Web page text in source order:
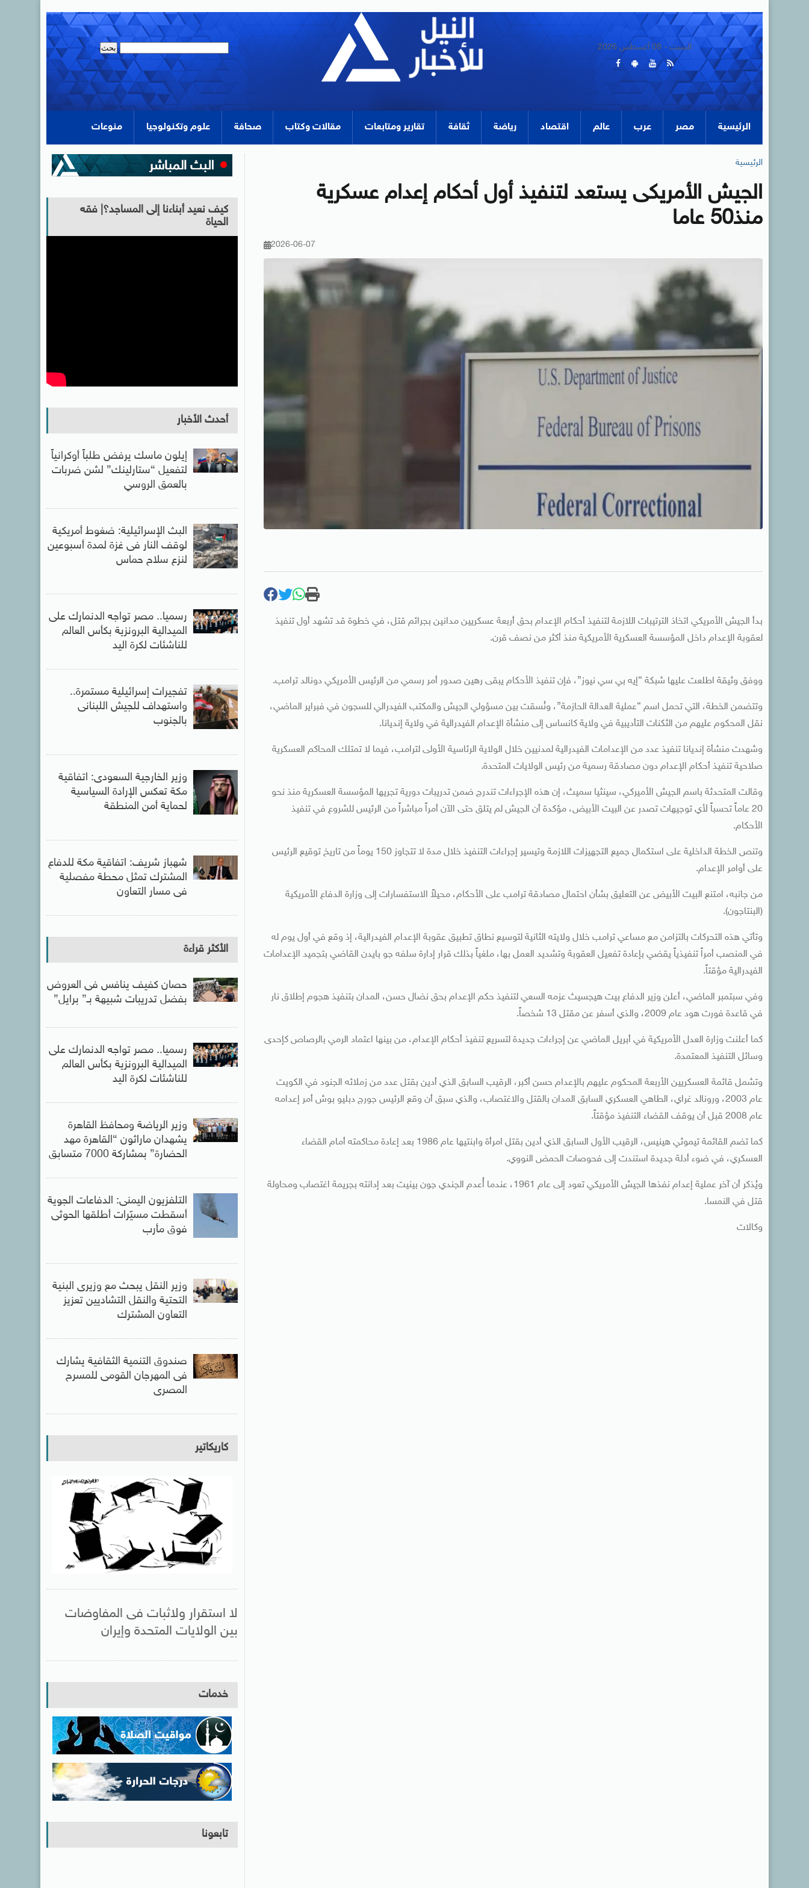
السبت - 08 أغسطس 2026
الرئيسية مصر عرب عالم اقتصاد رياضة ثقافة تقارير ومتابعات مقالات وكتاب صحافة علوم وتكنولوجيا منوعات
الرئيسية
الجيش الأمريكى يستعد لتنفيذ أول أحكام إعدام عسكرية
منذ50 عاما
2026-06-07
بدأ الجيش الأمريكي اتخاذ الترتيبات اللازمة لتنفيذ أحكام الإعدام بحق أربعة عسكريين مدانين بجرائم قتل، في خطوة قد تشهد أول تنفيذ
لعقوبة الإعدام داخل المؤسسة العسكرية الأمريكية منذ أكثر من نصف قرن.
ووفق وثيقة اطلعت عليها شبكة “إيه بي سي نيوز”، فإن تنفيذ الأحكام يبقى رهين صدور أمر رسمي من الرئيس الأمريكي دونالد ترامب.
وتتضمن الخطة، التي تحمل اسم “عملية العدالة الحازمة”، ونُسقت بين مسؤولي الجيش والمكتب الفيدرالي للسجون في فبراير الماضي،
نقل المحكوم عليهم من الثكنات التأديبية في ولاية كانساس إلى منشأة الإعدام الفيدرالية في ولاية إنديانا.
وشهدت منشأة إنديانا تنفيذ عدد من الإعدامات الفيدرالية لمدنيين خلال الولاية الرئاسية الأولى لترامب، فيما لا تمتلك المحاكم العسكرية
صلاحية تنفيذ أحكام الإعدام دون مصادقة رسمية من رئيس الولايات المتحدة.
وقالت المتحدثة باسم الجيش الأميركي، سينثيا سميث، إن هذه الإجراءات تندرج ضمن تدريبات دورية تجريها المؤسسة العسكرية منذ نحو
20 عاماً تحسباً لأي توجيهات تصدر عن البيت الأبيض، مؤكدة أن الجيش لم يتلق حتى الآن أمراً مباشراً من الرئيس للشروع في تنفيذ
الأحكام.
وتنص الخطة الداخلية على استكمال جميع التجهيزات اللازمة وتيسير إجراءات التنفيذ خلال مدة لا تتجاوز 150 يوماً من تاريخ توقيع الرئيس
على أوامر الإعدام.
من جانبه، امتنع البيت الأبيض عن التعليق بشأن احتمال مصادقة ترامب على الأحكام، محيلاً الاستفسارات إلى وزارة الدفاع الأمريكية
(البنتاجون).
وتأتي هذه التحركات بالتزامن مع مساعي ترامب خلال ولايته الثانية لتوسيع نطاق تطبيق عقوبة الإعدام الفيدرالية، إذ وقع في أول يوم له
في المنصب أمراً تنفيذياً يقضي بإعادة تفعيل العقوبة وتشديد العمل بها، ملغياً بذلك قرار إدارة سلفه جو بايدن القاضي بتجميد الإعدامات
الفيدرالية مؤقتاً.
وفي سبتمبر الماضي، أعلن وزير الدفاع بيت هيجسيث عزمه السعي لتنفيذ حكم الإعدام بحق نضال حسن، المدان بتنفيذ هجوم إطلاق نار
في قاعدة فورت هود عام 2009، والذي أسفر عن مقتل 13 شخصاً.
كما أعلنت وزارة العدل الأمريكية في أبريل الماضي عن إجراءات جديدة لتسريع تنفيذ أحكام الإعدام، من بينها اعتماد الرمي بالرصاص كإحدى
وسائل التنفيذ المعتمدة.
وتشمل قائمة العسكريين الأربعة المحكوم عليهم بالإعدام حسن أكبر، الرقيب السابق الذي أدين بقتل عدد من زملائه الجنود في الكويت
عام 2003، ورونالد غراي، الطاهي العسكري السابق المدان بالقتل والاغتصاب، والذي سبق أن وقع الرئيس جورج دبليو بوش أمر إعدامه
عام 2008 قبل أن يوقف القضاء التنفيذ مؤقتاً.
كما تضم القائمة تيموثي هينيس، الرقيب الأول السابق الذي أدين بقتل امرأة وابنتيها عام 1986 بعد إعادة محاكمته أمام القضاء
العسكري، في ضوء أدلة جديدة استندت إلى فحوصات الحمض النووي.
ويُذكر أن آخر عملية إعدام نفذها الجيش الأمريكي تعود إلى عام 1961، عندما أُعدم الجندي جون بينيت بعد إدانته بجريمة اغتصاب ومحاولة
قتل في النمسا.
وكالات
كيف نعيد أبناءنا إلى المساجد؟| فقه
الحياة
أحدث الأخبار
إيلون ماسك يرفض طلباً أوكرانياً
لتفعيل “ستارلينك” لشن ضربات
بالعمق الروسي
البث الإسرائيلية: ضغوط أمريكية
لوقف النار فى غزة لمدة أسبوعين
لنزع سلاح حماس
رسميا.. مصر تواجه الدنمارك على
الميدالية البرونزية بكأس العالم
للناشئات لكرة اليد
تفجيرات إسرائيلية مستمرة..
واستهداف للجيش اللبنانى
بالجنوب
وزير الخارجية السعودى: اتفاقية
مكة تعكس الإرادة السياسية
لحماية أمن المنطقة
شهباز شريف: اتفاقية مكة للدفاع
المشترك تمثل محطة مفصلية
فى مسار التعاون
الأكثر قراءة
حصان كفيف ينافس فى العروض
بفضل تدريبات شبيهة بـ” برايل”
رسميا.. مصر تواجه الدنمارك على
الميدالية البرونزية بكأس العالم
للناشئات لكرة اليد
وزير الرياضة ومحافظ القاهرة
يشهدان ماراثون “القاهرة مهد
الحضارة” بمشاركة 7000 متسابق
التلفزيون اليمنى: الدفاعات الجوية
أسقطت مسيّرات أطلقها الحوثى
فوق مأرب
وزير النقل يبحث مع وزيرى البنية
التحتية والنقل التشاديين تعزيز
التعاون المشترك
صندوق التنمية الثقافية يشارك
فى المهرجان القومى للمسرح
المصرى
كاريكاتير
لا استقرار ولاثبات فى المفاوضات
بين الولايات المتحدة وإيران
خدمات
تابعونا